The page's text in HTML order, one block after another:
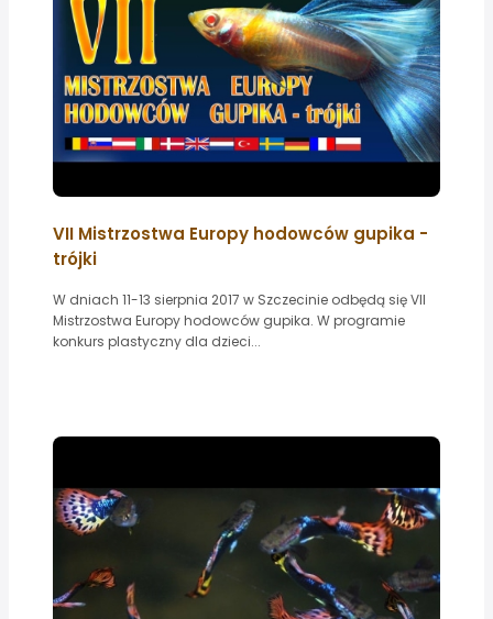
VII Mistrzostwa Europy hodowców gupika -
trójki
W dniach 11-13 sierpnia 2017 w Szczecinie odbędą się VII
Mistrzostwa Europy hodowców gupika. W programie
konkurs plastyczny dla dzieci...